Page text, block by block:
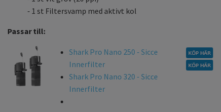
- 1 st Filtersvamp med aktivt kol
Passar till:
Shark Pro Nano 250 - Sicce
Innerfilter
Shark Pro Nano 320 - Sicce
Innerfilter